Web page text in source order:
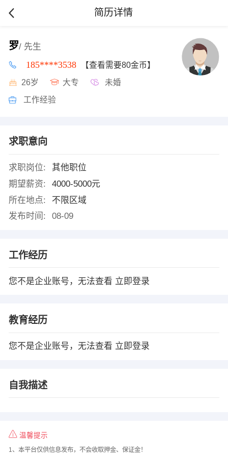
简历详情
罗/ 先生
185****3538 【查看需要80金币】
26岁 大专 未婚
工作经验
求职意向
求职岗位:
其他职位
期望薪资:
4000-5000元
所在地点:
不限区域
发布时间:
08-09
工作经历
您不是企业账号，无法查看 立即登录
教育经历
您不是企业账号，无法查看 立即登录
自我描述
温馨提示
1、本平台仅供信息发布，不会收取押金、保证金！